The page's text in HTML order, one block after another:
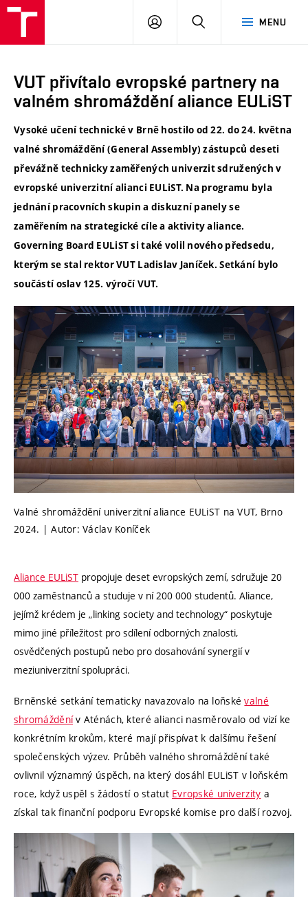
MENU
PŘIHLÁSIT
VUT přivítalo evropské partnery na
valném shromáždění aliance EULiST
Vysoké učení technické v Brně hostilo od 22. do 24. května
valné shromáždění (General Assembly) zástupců deseti
převážně technicky zaměřených univerzit sdružených v
evropské univerzitní alianci EULiST. Na programu byla
jednání pracovních skupin a diskuzní panely se
zaměřením na strategické cíle a aktivity aliance.
Governing Board EULiST si také volil nového předsedu,
kterým se stal rektor VUT Ladislav Janíček. Setkání bylo
součástí oslav 125. výročí VUT.
Valné shromáždění univerzitní aliance EULiST na VUT, Brno
2024. | Autor: Václav Koníček
Aliance EULiST propojuje deset evropských zemí, sdružuje 20
000 zaměstnanců a studuje v ní 200 000 studentů. Aliance,
jejímž krédem je „linking society and technology“ poskytuje
mimo jiné příležitost pro sdílení odborných znalosti,
osvědčených postupů nebo pro dosahování synergií v
meziuniverzitní spolupráci.
Brněnské setkání tematicky navazovalo na loňskévalné
shromážděnív Aténách, které alianci nasměrovalo od vizí ke
konkrétním krokům, které mají přispívat k dalšímu řešení
společenských výzev. Průběh valného shromáždění také
ovlivnil významný úspěch, na který dosáhl EULiST v loňském
roce, když uspěl s žádostí o statut Evropské univerzity a
získal tak finanční podporu Evropské komise pro další rozvoj.